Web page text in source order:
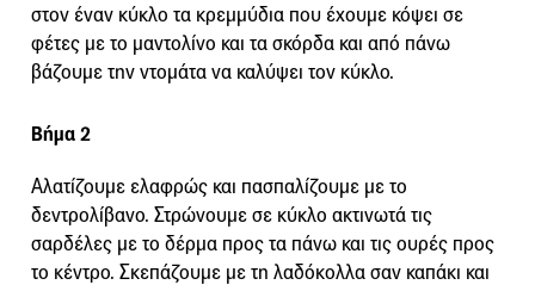
στον έναν κύκλο τα κρεμμύδια που έχουμε κόψει σε
φέτες με το μαντολίνο και τα σκόρδα και από πάνω
βάζουμε την ντομάτα να καλύψει τον κύκλο.
Βήμα 2
Αλατίζουμε ελαφρώς και πασπαλίζουμε με το
δεντρολίβανο. Στρώνουμε σε κύκλο ακτινωτά τις
σαρδέλες με το δέρμα προς τα πάνω και τις ουρές προς
το κέντρο. Σκεπάζουμε με τη λαδόκολλα σαν καπάκι και